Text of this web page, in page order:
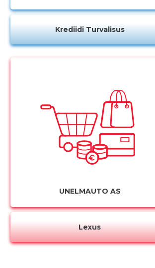
Krediidi Turvalisus
UNELMAUTO AS
Lexus